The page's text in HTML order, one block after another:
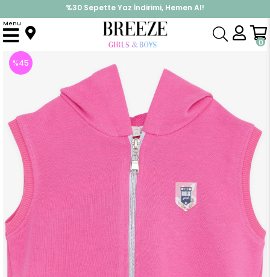
%30 Sepette Yaz İndirimi, Hemen Al!
İndirimlere ek %10 İndirimi Kap, Hemen Üye Ol!
0
Menu
Anasayfa Üst Giyim Yelek
%45